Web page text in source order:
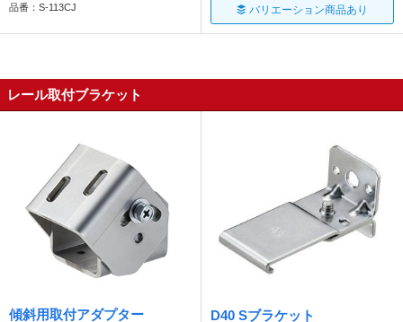
品番：S-113CJ バリエーション商品あり
レール取付ブラケット
傾斜用取付アダプター D40 Sブラケット